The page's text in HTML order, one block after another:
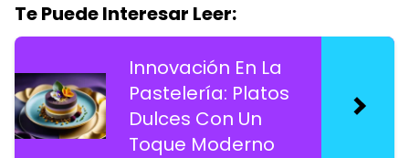
Te Puede Interesar Leer:
Innovación En La
Pastelería: Platos
Dulces Con Un
Toque Moderno